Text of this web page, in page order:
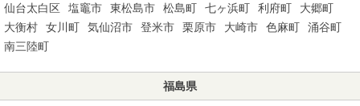
仙台太白区
塩竈市 東松島市 松島町 七ヶ浜町 利府町
大郷町
大衡村
女川町 気仙沼市 登米市 栗原市 大崎市 色麻町
涌谷町
南三陸町
福島県